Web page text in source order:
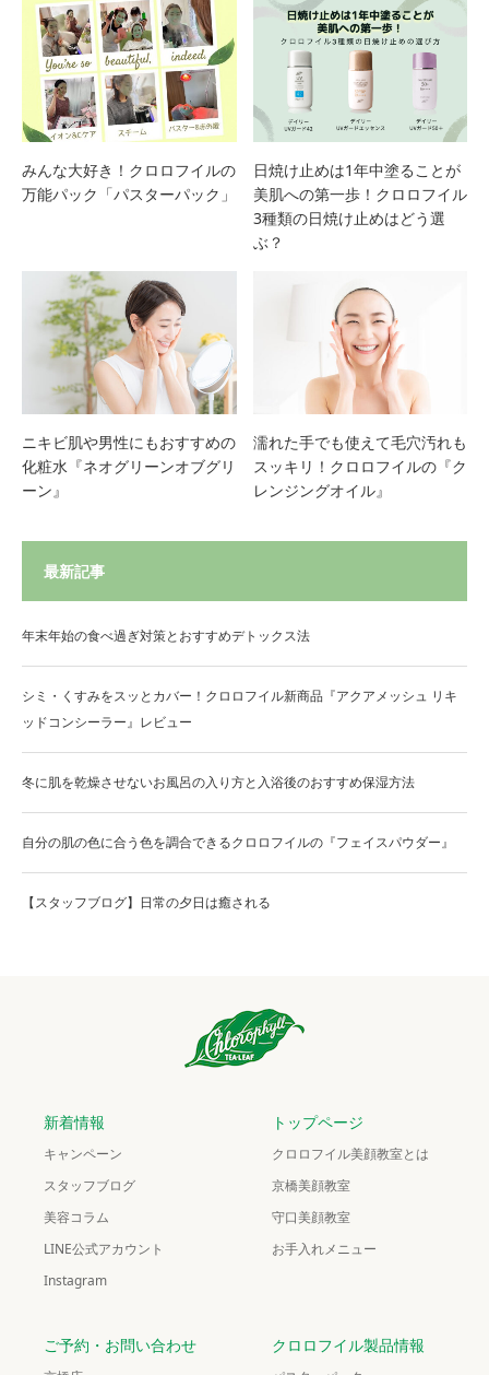
みんな大好き！クロロフイルの
万能パック「パスターパック」
日焼け止めは1年中塗ることが
美肌への第一歩！クロロフイル
3種類の日焼け止めはどう選
ぶ？
ニキビ肌や男性にもおすすめの
化粧水『ネオグリーンオブグリ
ーン』
濡れた手でも使えて毛穴汚れも
スッキリ！クロロフイルの『ク
レンジングオイル』
最新記事
年末年始の食べ過ぎ対策とおすすめデトックス法
シミ・くすみをスッとカバー！クロロフイル新商品『アクアメッシュ リキ
ッドコンシーラー』レビュー
冬に肌を乾燥させないお風呂の入り方と入浴後のおすすめ保湿方法
自分の肌の色に合う色を調合できるクロロフイルの『フェイスパウダー』
【スタッフブログ】日常の夕日は癒される
新着情報
キャンペーン
スタッフブログ
美容コラム
LINE公式アカウント
Instagram
トップページ
クロロフイル美顔教室とは
京橋美顔教室
守口美顔教室
お手入れメニュー
ご予約・お問い合わせ クロロフイル製品情報